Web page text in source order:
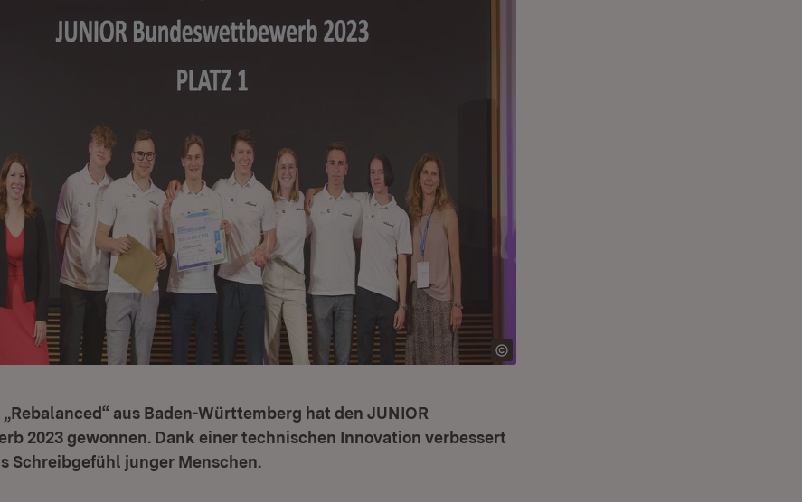
aus Baden-Württemberg hat den JUNIOR
2023 gewonnen. Dank einer technischen Innovation verbessert
Schreibgefühl junger Menschen.